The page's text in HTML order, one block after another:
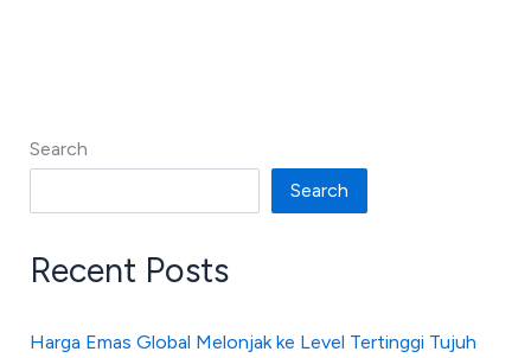
Search
Search
Recent Posts
Harga Emas Global Melonjak ke Level Tertinggi Tujuh